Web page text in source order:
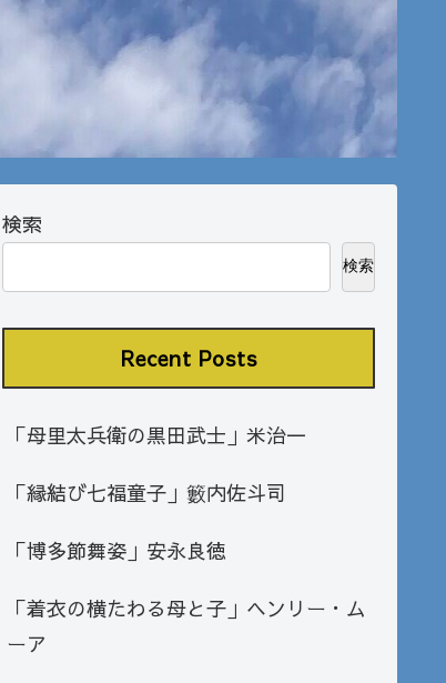
検索
検索
Recent Posts
「母里太兵衛の黒田武士」米治一
「縁結び七福童子」籔内佐斗司
「博多節舞姿」安永良徳
「着衣の横たわる母と子」ヘンリー・ム
ーア